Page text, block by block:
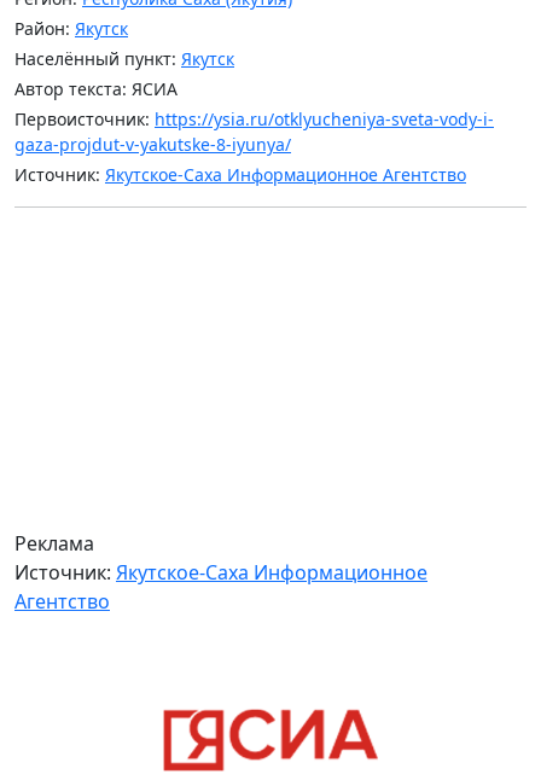
Район: Якутск
Населённый пункт: Якутск
Автор текста: ЯСИА
Первоисточник: https://ysia.ru/otklyucheniya-sveta-vody-i-
gaza-projdut-v-yakutske-8-iyunya/
Источник: Якутское-Саха Информационное Агентство
Реклама
Источник: Якутское-Саха Информационное
Агентство